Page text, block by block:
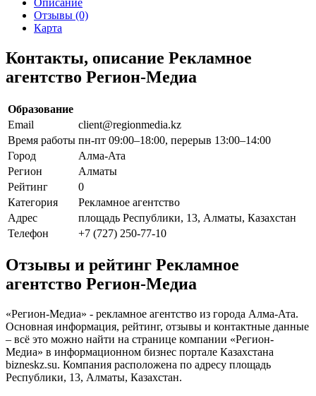
Отзывы (0)
Карта
Контакты, описание Рекламное
агентство Регион-Медиа
Образование
Email
client@regionmedia.kz
Время работы пн-пт 09:00–18:00, перерыв 13:00–14:00
Город
Алма-Ата
Регион
Алматы
Рейтинг
0
Категория
Рекламное агентство
Адрес
площадь Республики, 13, Алматы, Казахстан
Телефон
+7 (727) 250-77-10
Отзывы и рейтинг Рекламное
агентство Регион-Медиа
«Регион-Медиа» - рекламное агентство из города Алма-Ата.
Основная информация, рейтинг, отзывы и контактные данные
– всё это можно найти на странице компании «Регион-
Медиа» в информационном бизнес портале Казахстана
bizneskz.su. Компания расположена по адресу площадь
Республики, 13, Алматы, Казахстан.